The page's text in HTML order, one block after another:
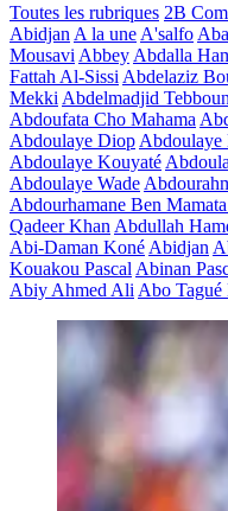
Toutes les rubriques 2B
Abidjan A la une A'salfo
Mousavi Abbey Abdalla
Fattah Al-Sissi Abdelaziz
Mekki Abdelmadjid
Abdoufata Cho Mahama
Abdoulaye Diop
Abdoulaye Kouyaté
Abdoulaye Wade
Abdourhamane Ben
Qadeer Khan Abdullah
Abi-Daman Koné Abidjan
Kouakou Pascal Abinan
Abiy Ahmed Ali Abo Tagué